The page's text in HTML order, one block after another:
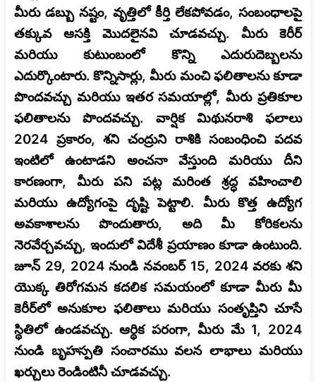
మీరు డబ్బు నష్టం, వృత్తిలో కీర్తి లేకపోవడం, సంబంధాలపై
తక్కువ ఆసక్తి మొదలైనవి చూడవచ్చు. మీరు కెరీర్
మరియు కుటుంబంలో కొన్ని ఎదురుదెబ్బలను
ఎదుర్కొంటారు. కొన్నిసార్లు, మీరు మంచి ఫలితాలను కూడా
పొందవచ్చు మరియు ఇతర సమయాల్లో, మీరు ప్రతికూల
ఫలితాలను పొందవచ్చు. వార్షిక మిథునరాశి ఫలాలు
2024 ప్రకారం, శని చంద్రుని రాశికి సంబంధించి పదవ
ఇంటిలో ఉంటాడని అంచనా వేస్తుంది మరియు దీని
కారణంగా, మీరు పని పట్ల మరింత శ్రద్ధ వహించాలి
మరియు ఉద్యోగంపై దృష్టి పెట్టాలి. మీరు కొత్త ఉద్యోగ
అవకాశాలను పొందుతారు, అది మీ కోరికలను
నెరవేర్చవచ్చు, ఇందులో విదేశీ ప్రయాణం కూడా ఉంటుంది.
జూన్ 29, 2024 నుండి నవంబర్ 15, 2024 వరకు శని
యొక్క తిరోగమన కదలిక సమయంలో కూడా మీరు మీ
కెరీర్‌లో అనుకూల ఫలితాలు మరియు సంతృప్తిని చూసే
స్థితిలో ఉండవచ్చు. ఆర్థిక పరంగా, మీరు మే 1, 2024
నుండి బృహస్పతి సంచారము వలన లాభాలు మరియు
ఖర్చులు రెండింటినీ చూడవచ్చు.